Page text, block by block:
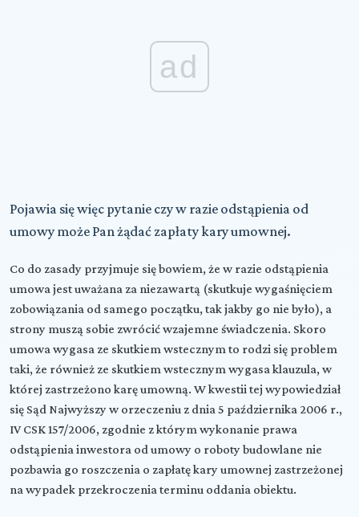
ad
Pojawia się więc pytanie czy w razie odstąpienia od
umowy może Pan żądać zapłaty kary umownej.
Co do zasady przyjmuje się bowiem, że w razie odstąpienia
umowa jest uważana za niezawartą (skutkuje wygaśnięciem
zobowiązania od samego początku, tak jakby go nie było), a
strony muszą sobie zwrócić wzajemne świadczenia. Skoro
umowa wygasa ze skutkiem wstecznym to rodzi się problem
taki, że również ze skutkiem wstecznym wygasa klauzula, w
której zastrzeżono karę umowną. W kwestii tej wypowiedział
się Sąd Najwyższy w orzeczeniu z dnia 5 października 2006 r.,
IV CSK 157/2006, zgodnie z którym wykonanie prawa
odstąpienia inwestora od umowy o roboty budowlane nie
pozbawia go roszczenia o zapłatę kary umownej zastrzeżonej
na wypadek przekroczenia terminu oddania obiektu.